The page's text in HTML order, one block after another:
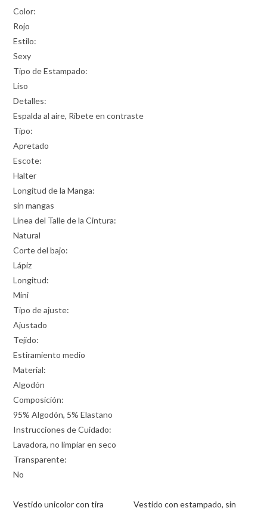
Color:
Rojo
Estilo:
Sexy
Tipo de Estampado:
Liso
Detalles:
Espalda al aire, Ribete en contraste
Tipo:
Apretado
Escote:
Halter
Longitud de la Manga:
sin mangas
Línea del Talle de la Cintura:
Natural
Corte del bajo:
Lápiz
Longitud:
Mini
Tipo de ajuste:
Ajustado
Tejido:
Estiramiento medio
Material:
Algodón
Composición:
95% Algodón, 5% Elastano
Instrucciones de Cuidado:
Lavadora, no limpiar en seco
Transparente:
No
Vestido unicolor con tira Vestido con estampado, sin